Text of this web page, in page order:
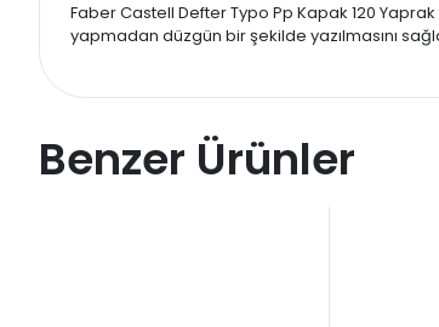
Faber Castell Defter Typo Pp Kapak 120
yapmadan düzgün bir şekilde yazılmasını
Benzer Ürünler